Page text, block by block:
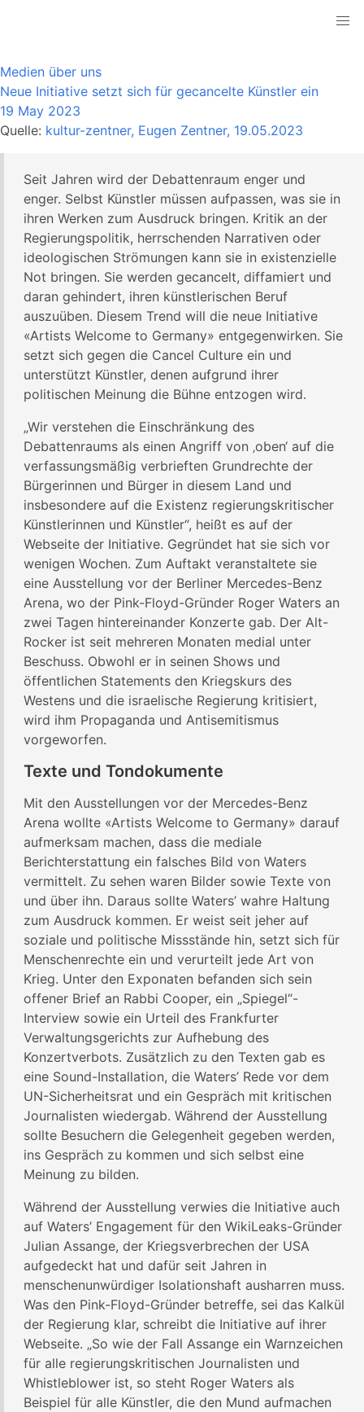
Medien über uns
Neue Initiative setzt sich für gecancelte Künstler ein
19 May 2023
Quelle: kultur-zentner, Eugen Zentner, 19.05.2023
Seit Jahren wird der Debattenraum enger und
enger. Selbst Künstler müssen aufpassen, was sie in
ihren Werken zum Ausdruck bringen. Kritik an der
Regierungspolitik, herrschenden Narrativen oder
ideologischen Strömungen kann sie in existenzielle
Not bringen. Sie werden gecancelt, diffamiert und
daran gehindert, ihren künstlerischen Beruf
auszuüben. Diesem Trend will die neue Initiative
«Artists Welcome to Germany» entgegenwirken. Sie
setzt sich gegen die Cancel Culture ein und
unterstützt Künstler, denen aufgrund ihrer
politischen Meinung die Bühne entzogen wird.
„Wir verstehen die Einschränkung des
Debattenraums als einen Angriff von ‚oben‘ auf die
verfassungsmäßig verbrieften Grundrechte der
Bürgerinnen und Bürger in diesem Land und
insbesondere auf die Existenz regierungskritischer
Künstlerinnen und Künstler“, heißt es auf der
Webseite der Initiative. Gegründet hat sie sich vor
wenigen Wochen. Zum Auftakt veranstaltete sie
eine Ausstellung vor der Berliner Mercedes-Benz
Arena, wo der Pink-Floyd-Gründer Roger Waters an
zwei Tagen hintereinander Konzerte gab. Der Alt-
Rocker ist seit mehreren Monaten medial unter
Beschuss. Obwohl er in seinen Shows und
öffentlichen Statements den Kriegskurs des
Westens und die israelische Regierung kritisiert,
wird ihm Propaganda und Antisemitismus
vorgeworfen.
Texte und Tondokumente
Mit den Ausstellungen vor der Mercedes-Benz
Arena wollte «Artists Welcome to Germany» darauf
aufmerksam machen, dass die mediale
Berichterstattung ein falsches Bild von Waters
vermittelt. Zu sehen waren Bilder sowie Texte von
und über ihn. Daraus sollte Waters’ wahre Haltung
zum Ausdruck kommen. Er weist seit jeher auf
soziale und politische Missstände hin, setzt sich für
Menschenrechte ein und verurteilt jede Art von
Krieg. Unter den Exponaten befanden sich sein
offener Brief an Rabbi Cooper, ein „Spiegel“-
Interview sowie ein Urteil des Frankfurter
Verwaltungsgerichts zur Aufhebung des
Konzertverbots. Zusätzlich zu den Texten gab es
eine Sound-Installation, die Waters’ Rede vor dem
UN-Sicherheitsrat und ein Gespräch mit kritischen
Journalisten wiedergab. Während der Ausstellung
sollte Besuchern die Gelegenheit gegeben werden,
ins Gespräch zu kommen und sich selbst eine
Meinung zu bilden.
Während der Ausstellung verwies die Initiative auch
auf Waters’ Engagement für den WikiLeaks-Gründer
Julian Assange, der Kriegsverbrechen der USA
aufgedeckt hat und dafür seit Jahren in
menschenunwürdiger Isolationshaft ausharren muss.
Was den Pink-Floyd-Gründer betreffe, sei das Kalkül
der Regierung klar, schreibt die Initiative auf ihrer
Webseite. „So wie der Fall Assange ein Warnzeichen
für alle regierungskritischen Journalisten und
Whistleblower ist, so steht Roger Waters als
Beispiel für alle Künstler, die den Mund aufmachen